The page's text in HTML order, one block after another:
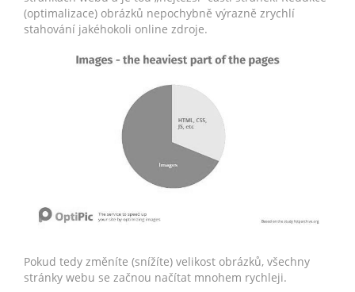
(optimalizace) obrázků nepochybně výrazně zrychlí
stahování jakéhokoli online zdroje.
Pokud tedy změníte (snížíte) velikost obrázků, všechny
stránky webu se začnou načítat mnohem rychleji.